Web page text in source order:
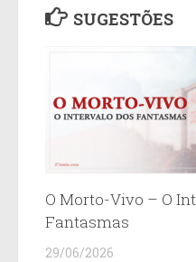
SUGESTÕES
O Morto-Vivo – O
Fantasmas
29/06/2026